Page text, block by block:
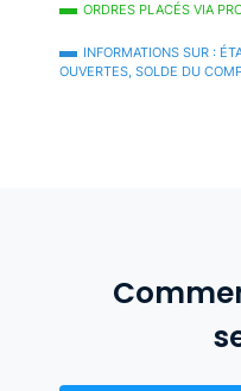
ORDRES PLACÉS VIA
INFORMATIONS SUR :
OUVERTES, SOLDE DU